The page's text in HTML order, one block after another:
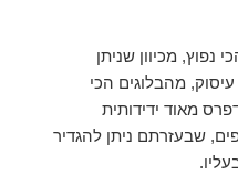
מכיוון שניתן
מהבלוגים הכי
מאוד ידידותית
שבעזרתם ניתן להגדיר